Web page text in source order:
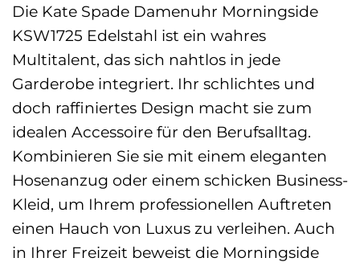
Die Kate Spade Damenuhr Morningside
KSW1725 Edelstahl ist ein wahres
Multitalent, das sich nahtlos in jede
Garderobe integriert. Ihr schlichtes und
doch raffiniertes Design macht sie zum
idealen Accessoire für den Berufsalltag.
Kombinieren Sie sie mit einem eleganten
Hosenanzug oder einem schicken Business-
Kleid, um Ihrem professionellen Auftreten
einen Hauch von Luxus zu verleihen. Auch
in Ihrer Freizeit beweist die Morningside